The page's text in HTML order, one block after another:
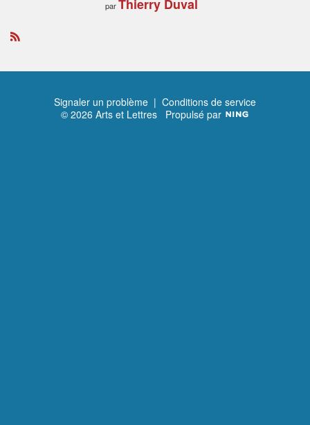
parThierry Duval
R
Signaler un problème | Conditions de service
© 2026 Arts et Lettres Propulsé par